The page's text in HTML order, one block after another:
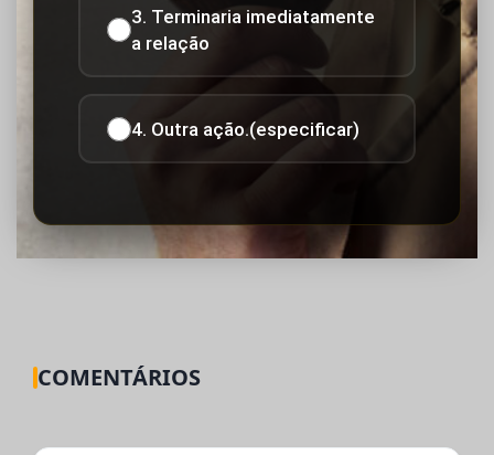
3. Terminaria imediatamente
a relação
4. Outra ação.(especificar)
COMENTÁRIOS